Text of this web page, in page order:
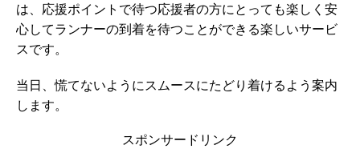
は、応援ポイントで待つ応援者の方にとっても楽しく安
心してランナーの到着を待つことができる楽しいサービ
スです。
当日、慌てないようにスムースにたどり着けるよう案内
します。
スポンサードリンク